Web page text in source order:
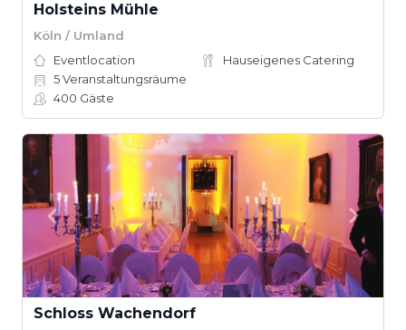
Holsteins Mühle
Köln / Umland
Eventlocation
Hauseigenes Catering
5Veranstaltungsräume
400 Gäste
Schloss Wachendorf